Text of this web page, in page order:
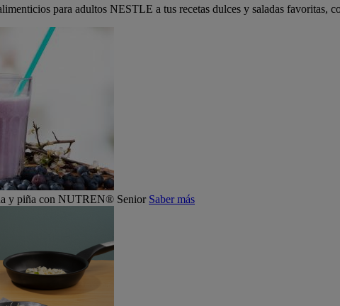
para adultos NESTLE a tus recetas dulces y saladas favoritas,
y piña con NUTREN® Senior Saber más